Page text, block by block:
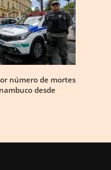
número de mortes
desde